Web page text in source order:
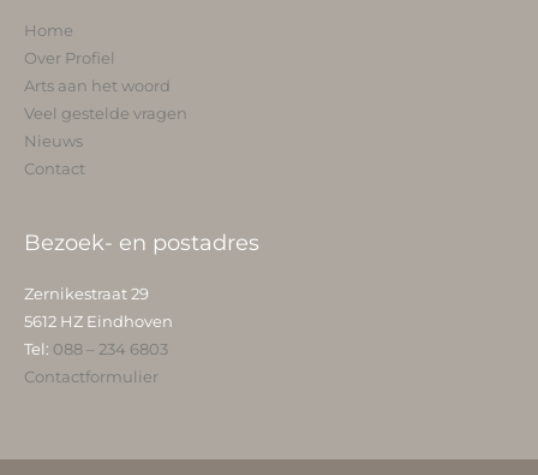
Home
Over Profiel
Arts aan het woord
Veel gestelde vragen
Nieuws
Contact
Bezoek- en postadres
Zernikestraat 29
5612 HZ Eindhoven
Tel: 088 – 234 6803
Contactformulier